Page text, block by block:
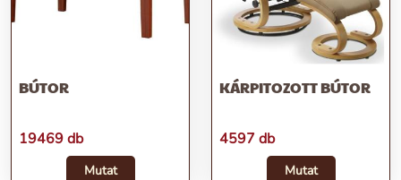
BÚTOR
19469 db
Mutat
KÁRPITOZOTT BÚTOR
4597 db
Mutat